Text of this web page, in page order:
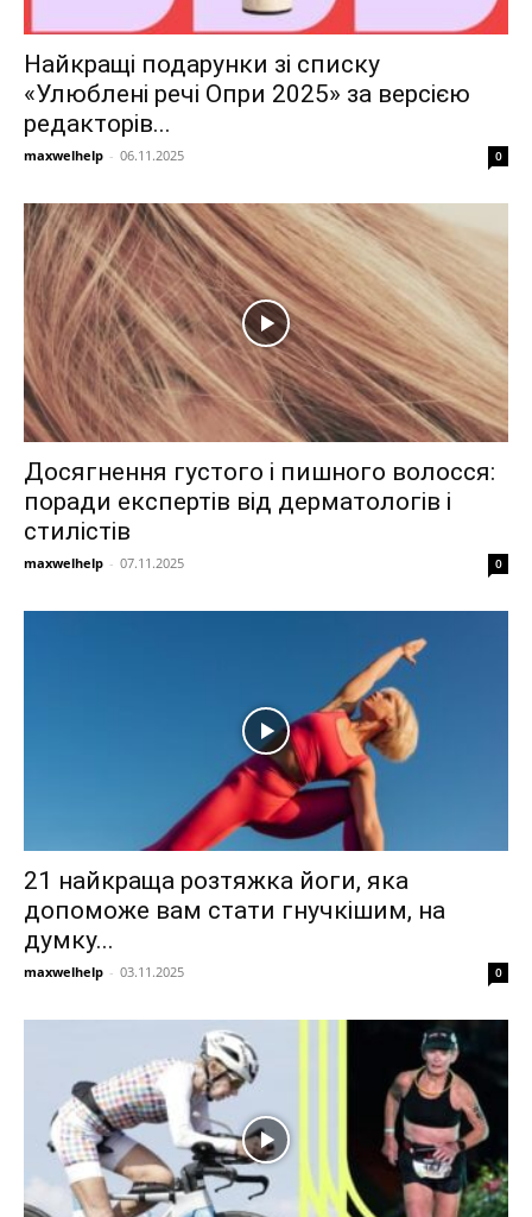
Найкращі подарунки зі списку
«Улюблені речі Опри 2025» за версією
редакторів...
maxwelhelp - 06.11.2025 0
Досягнення густого і пишного волосся:
поради експертів від дерматологів і
стилістів
maxwelhelp - 07.11.2025 0
21 найкраща розтяжка йоги, яка
допоможе вам стати гнучкішим, на
думку...
maxwelhelp - 03.11.2025 0